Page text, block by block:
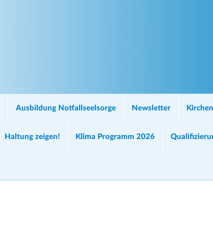
Ausbildung Notfallseelsorge Newsletter
Haltung zeigen! Klima Programm 2026